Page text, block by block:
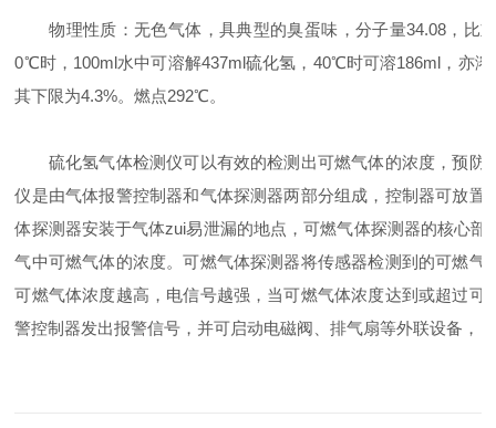
物理性质：无色气体，具典型的臭蛋味，分子量34.08，比
0℃时，100ml水中可溶解437ml硫化氢，40℃时可溶186ml，亦
其下限为4.3%。燃点292℃。
硫化氢气体检测仪可以有效的检测出可燃气体的浓度，预防
仪是由气体报警控制器和气体探测器两部分组成，控制器可放
体探测器安装于气体zui易泄漏的地点，可燃气体探测器的核心
气中可燃气体的浓度。可燃气体探测器将传感器检测到的可燃
可燃气体浓度越高，电信号越强，当可燃气体浓度达到或超过
警控制器发出报警信号，并可启动电磁阀、排气扇等外联设备，